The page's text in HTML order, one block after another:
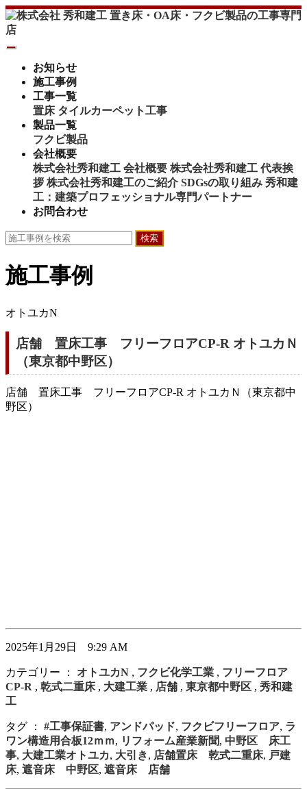
お知らせ
施工事例
工事一覧
置床 タイルカーペット工事
製品一覧
フクビ製品
会社概要
株式会社秀和建工 会社概要 株式会社秀和建工 代表挨
拶 株式会社秀和建工のご紹介 SDGsの取り組み 秀和建
工：建築プロフェッショナル専門パートナー
お問合わせ
検索
施工事例
オトユカN
店舗 置床工事 フリーフロアCP-R オトユカＮ
（東京都中野区）
店舗 置床工事 フリーフロアCP-R オトユカＮ（東京都中
野区）
2025年1月29日 9:29 AM
カテゴリー ： オトユカN , フクビ化学工業 , フリーフロア
CP-R , 乾式二重床, 大建工業 , 店舗 , 東京都中野区 , 秀和建
工
タグ ： #工事保証書, アンドパッド, フクビフリーフロア, ラ
ワン構造用合板12ｍｍ, リフォーム産業新聞, 中野区 床工
事, 大建工業オトユカ, 大引き, 店舗置床 乾式二重床, 戸建
床, 遮音床 中野区, 遮音床 店舗